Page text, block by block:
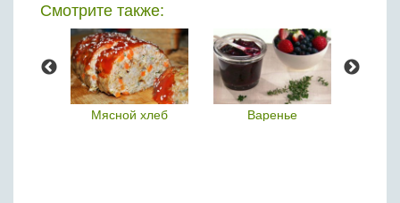
Смотрите также:
Мясной хлеб Варенье